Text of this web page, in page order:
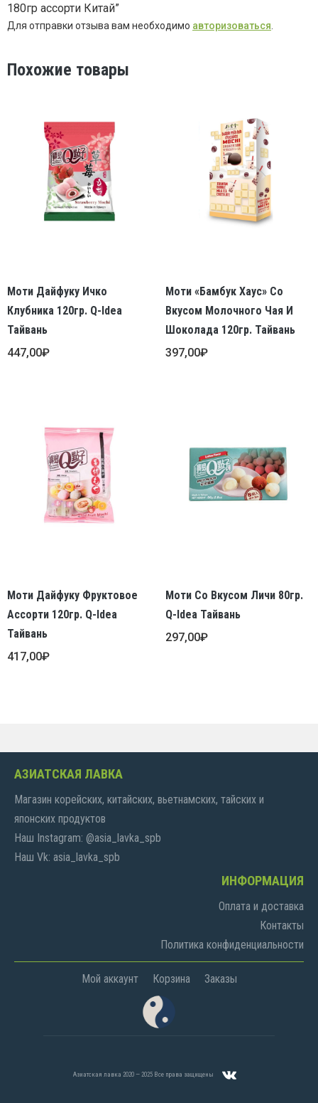
180гр ассорти Китай”
Для отправки отзыва вам необходимо авторизоваться
Похожие товары
Моти Дайфуку Ичко
Клубника 120гр. Q-Idea
Тайвань
447,00₽
Моти «Бамбук Хаус» Со
Вкусом Молочного Чая И
Шоколада 120гр. Тайвань
397,00₽
Моти Дайфуку Фруктовое
Ассорти 120гр. Q-Idea
Тайвань
417,00₽
Моти Со Вкусом Личи 80гр.
Q-Idea Тайвань
297,00₽
АЗИАТСКАЯ ЛАВКА
Магазин корейских, китайских, вьетнамских, тайских и
японских продуктов
Наш Instagram: @asia_lavka_spb
Наш Vk: asia_lavka_spb
ИНФОРМАЦИЯ
Оплата и доставка
Контакты
Политика конфиденциальности
Мой аккаунт Корзина Заказы
Азиатская лавка 2020 — 2025 Все права защищены